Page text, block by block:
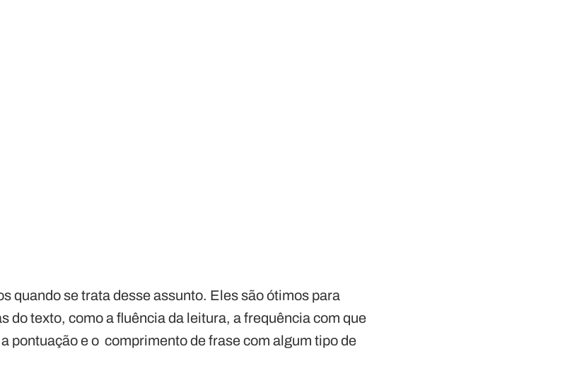
quando se trata desse assunto. Eles são ótimos para
do texto, como a fluência da leitura, a frequência com que
pontuação e o comprimento de frase com algum tipo de